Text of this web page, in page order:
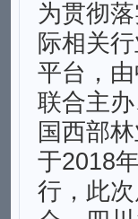
为贯彻
际相关
平台，
联合主
国西部
于2018
行，此